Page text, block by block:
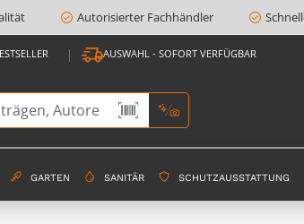
Autorisierter Fachhändler
AUSWAHL - SOFORT VERFÜGBAR
GARTEN SANITÄR SCHUTZAUSSTATTUNG